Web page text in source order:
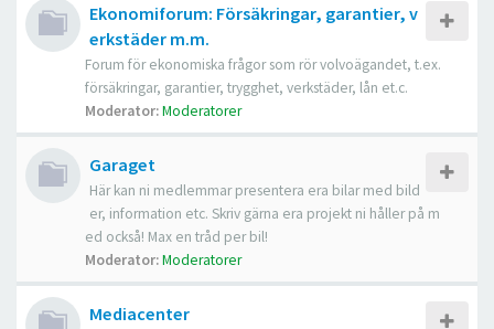
Ekonomiforum: Försäkringar, garantier, v
erkstäder m.m.
Forum för ekonomiska frågor som rör volvoägandet, t.ex.
försäkringar, garantier, trygghet, verkstäder, lån et.c.
Moderator:Moderatorer
Garaget
Här kan ni medlemmar presentera era bilar med bild
er, information etc. Skriv gärna era projekt ni håller på m
ed också! Max en tråd per bil!
Moderator:Moderatorer
Mediacenter